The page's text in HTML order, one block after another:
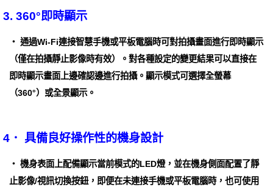
3. 360°即時顯示
・ 通過Wi-Fi連接智慧手機或平板電腦時可對拍攝畫面進行即時顯示
（僅在拍攝靜止影像時有效）。對各種設定的變更結果可以直接在
即時顯示畫面上邊確認邊進行拍攝。顯示模式可選擇全螢幕
（360°）或全景顯示。
4． 具備良好操作性的機身設計
・ 機身表面上配備顯示當前模式的LED燈，並在機身側面配置了靜
止影像/視訊切換按鈕，即便在未連接手機或平板電腦時，也可使用